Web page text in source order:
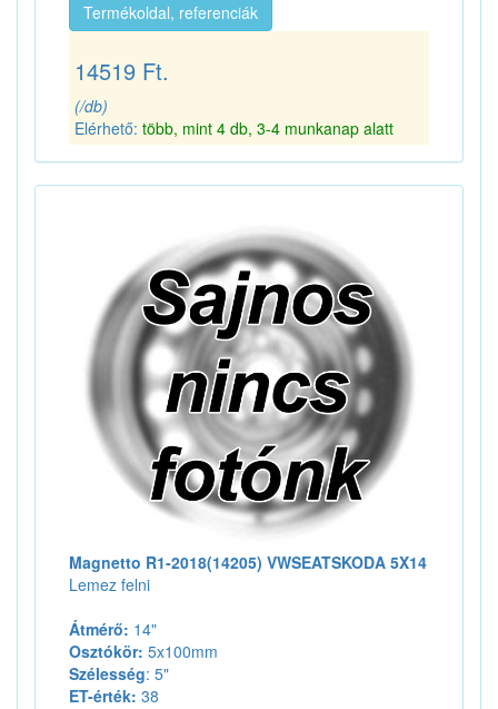
Termékoldal, referenciák
14519 Ft.
(/db)
Elérhető: több, mint 4 db, 3-4 munkanap alatt
Magnetto R1-2018(14205) VWSEATSKODA 5X14
Lemez felni
Átmérő: 14"
Osztókör: 5x100mm
Szélesség: 5"
ET-érték: 38